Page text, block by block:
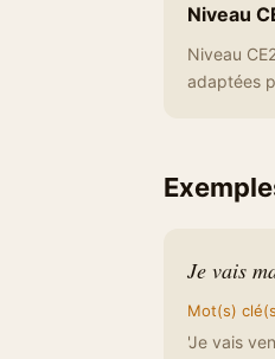
Niveau
Niveau
adaptées
Je vais
Mot(s)
'Je vais